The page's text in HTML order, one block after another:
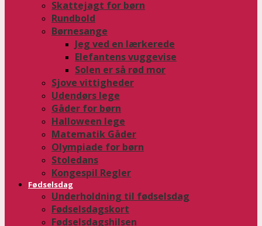
Skattejagt for børn
Rundbold
Børnesange
Jeg ved en lærkerede
Elefantens vuggevise
Solen er så rød mor
Sjove vittigheder
Udendørs lege
Gåder for børn
Halloween lege
Matematik Gåder
Olympiade for børn
Stoledans
Kongespil Regler
Fødselsdag
Underholdning til fødselsdag
Fødselsdagskort
Fødselsdagshilsen